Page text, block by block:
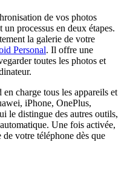
de vos photos
processus en deux étapes.
la galerie de votre
Personal. Il offre une
toutes les photos et
charge tous les appareils et
iPhone, OnePlus,
le distingue des autres outils,
Une fois activée,
votre téléphone dès que